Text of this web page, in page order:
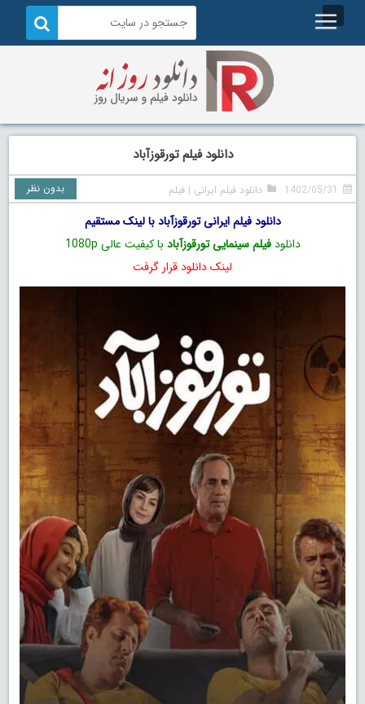
دانلود فیلم تورقوزآباد
1402/05/31 دانلود فیلم ایرانی |فیلم بدون نظر
دانلود فیلم ایرانی تورقوزآباد با لینک مستقیم
دانلودفیلم سینمایی تورقوزآباد با کیفیت عالی 1080p
لینک دانلود قرار گرفت